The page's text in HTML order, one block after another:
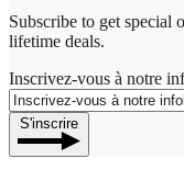
Subscribe to get special
lifetime deals.
Inscrivez-vous à notre
S'inscrire